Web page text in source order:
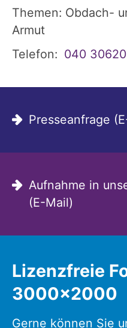
Themen: Obdach-
Armut
Telefon: 040
Presseanfrage
Aufnahme in
(E-Mail)
Lizenzfreie
3000x2000
Gerne können Sie